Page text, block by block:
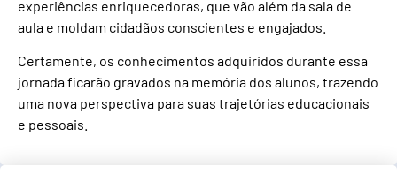
experiências enriquecedoras, que vão além da sala de
aula e moldam cidadãos conscientes e engajados.
Certamente, os conhecimentos adquiridos durante essa
jornada ficarão gravados na memória dos alunos, trazendo
uma nova perspectiva para suas trajetórias educacionais
e pessoais.